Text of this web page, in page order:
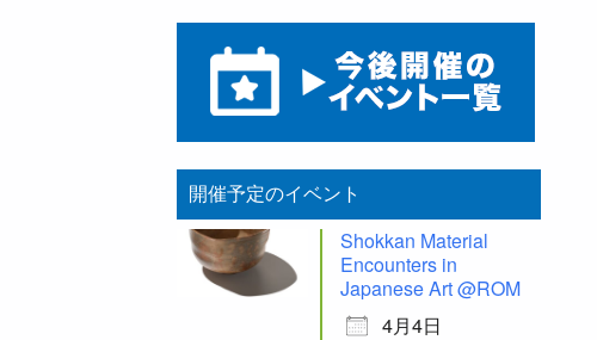
開催予定のイベント
Shokkan Material
Encounters in
Japanese Art @ROM
4月4日